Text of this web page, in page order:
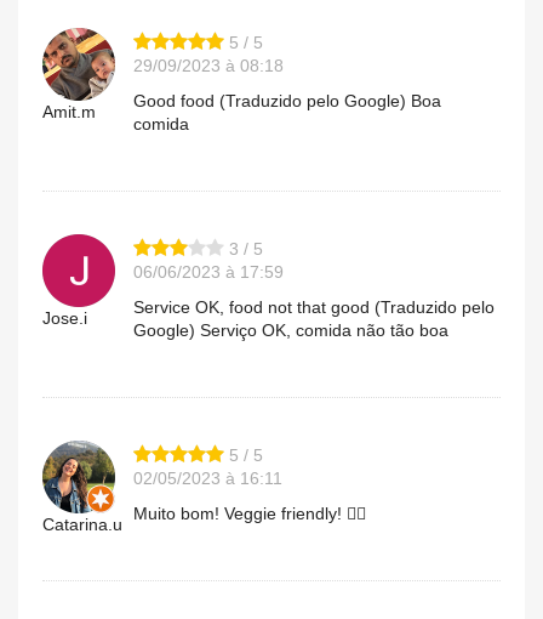
Amit.m
5 / 5
29/09/2023 à 08:18
Good food (Traduzido pelo Google) Boa
comida
Jose.i
3 / 5
06/06/2023 à 17:59
Service OK, food not that good (Traduzido pelo
Google) Serviço OK, comida não tão boa
Catarina.u
5 / 5
02/05/2023 à 16:11
Muito bom! Veggie friendly! 👌🏻